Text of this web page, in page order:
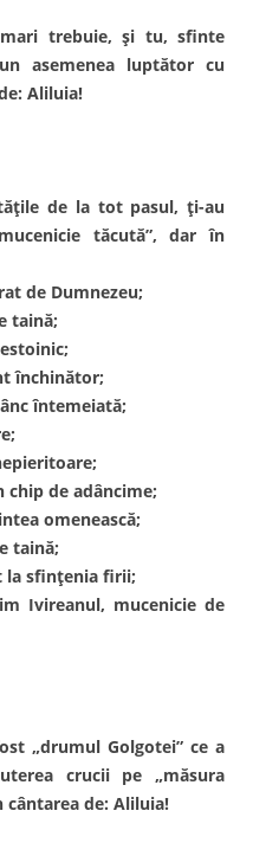
trebuie, și tu, sfinte
asemenea luptător cu
Aliluia!
de la tot pasul, ți-au
tăcută”, dar în
de Dumnezeu;
taină;
închinător;
întemeiată;
chip de adâncime;
omenească;
taină;
la sfințenia firii;
Ivireanul, mucenicie de
„drumul Golgotei” ce a
crucii pe „măsura
cântarea de: Aliluia!